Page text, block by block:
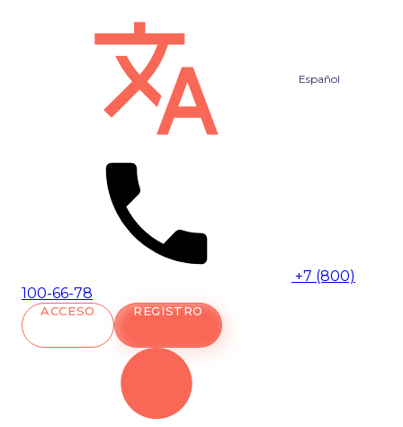
Español
+7 (800)
100-66-78
ACCESO REGISTRO